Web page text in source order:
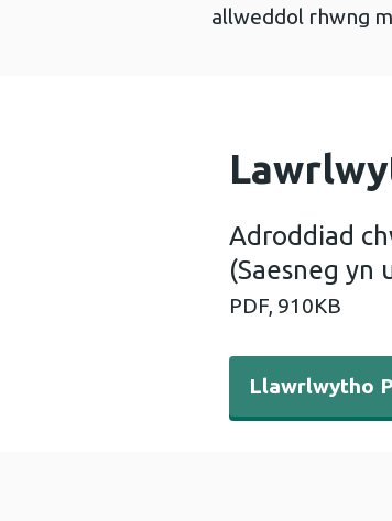
allweddol rhwng
Adroddiad
(Saesneg yn
PDF, 910KB
Llawrlwytho
Llawrlwytho